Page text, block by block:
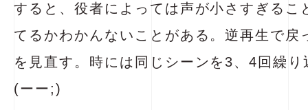
すると、役者によっては声が小さすぎるこ
てるかわかんないことがある。逆再生で戻
を見直す。時には同じシーンを3、4回繰
(ーー;)